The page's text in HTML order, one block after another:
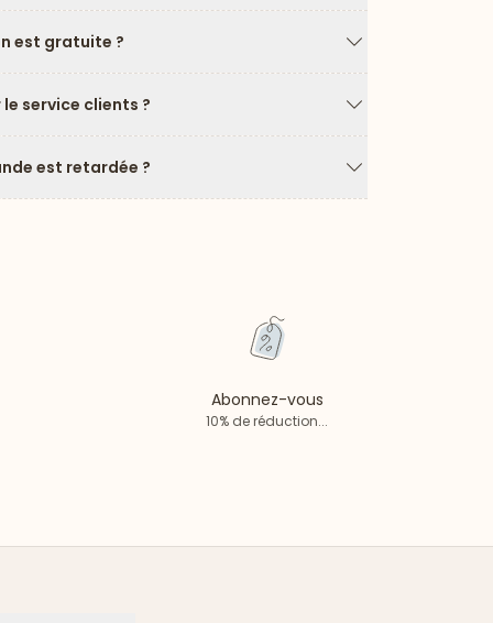
est gratuite ?
Flèche vers le
service clients ?
Flèche vers le
est retardée ?
Flèche vers le
Abonnez-vous
10% de réduction...